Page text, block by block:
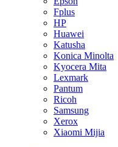
Fplus
HP
Huawei
Katusha
Konica Minolta
Kyocera Mita
Lexmark
Pantum
Ricoh
Samsung
Xerox
Xiaomi Mijia